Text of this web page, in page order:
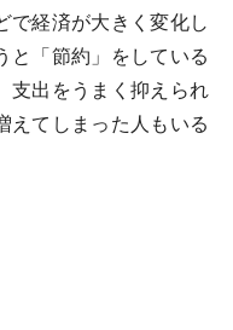
で経済が大きく変化し
と「節約」をしている
支出をうまく抑えられ
えてしまった人もいる